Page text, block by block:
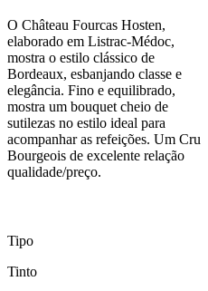
O Château Fourcas Hosten,
elaborado em Listrac-Médoc,
mostra o estilo clássico de
Bordeaux, esbanjando classe e
elegância. Fino e equilibrado,
mostra um bouquet cheio de
sutilezas no estilo ideal para
acompanhar as refeições. Um Cru
Bourgeois de excelente relação
qualidade/preço.
Tipo
Tinto